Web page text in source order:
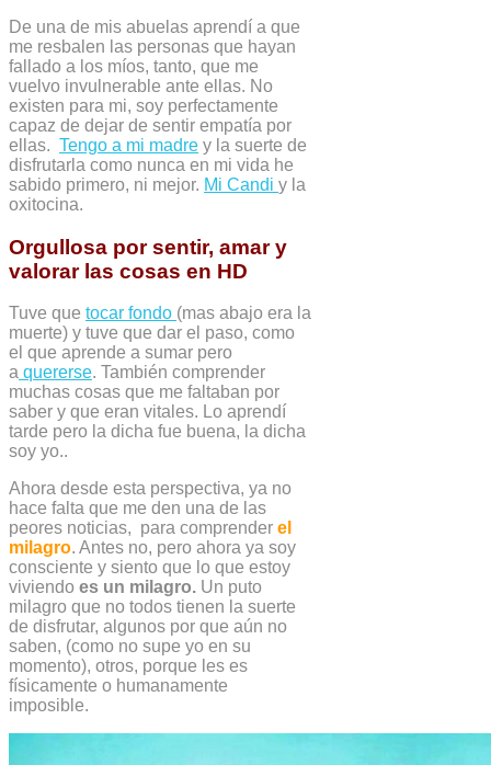
De una de mis abuelas aprendí a que
me resbalen las personas que hayan
fallado a los míos, tanto, que me
vuelvo invulnerable ante ellas. No
existen para mi, soy perfectamente
capaz de dejar de sentir empatía por
ellas. Tengo a mi madre y la suerte de
disfrutarla como nunca en mi vida he
sabido primero, ni mejor. Mi Candi y la
oxitocina.
Orgullosa por sentir, amar y
valorar las cosas en HD
Tuve que tocar fondo (mas abajo era la
muerte) y tuve que dar el paso, como
el que aprende a sumar pero
a quererse. También comprender
muchas cosas que me faltaban por
saber y que eran vitales. Lo aprendí
tarde pero la dicha fue buena, la dicha
soy yo..
Ahora desde esta perspectiva, ya no
hace falta que me den una de las
peores noticias, para comprender el
milagro. Antes no, pero ahora ya soy
consciente y siento que lo que estoy
viviendo es un milagro. Un puto
milagro que no todos tienen la suerte
de disfrutar, algunos por que aún no
saben, (como no supe yo en su
momento), otros, porque les es
físicamente o humanamente
imposible.